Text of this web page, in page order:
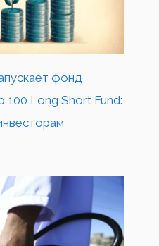
фонд
100 Long Short Fund: